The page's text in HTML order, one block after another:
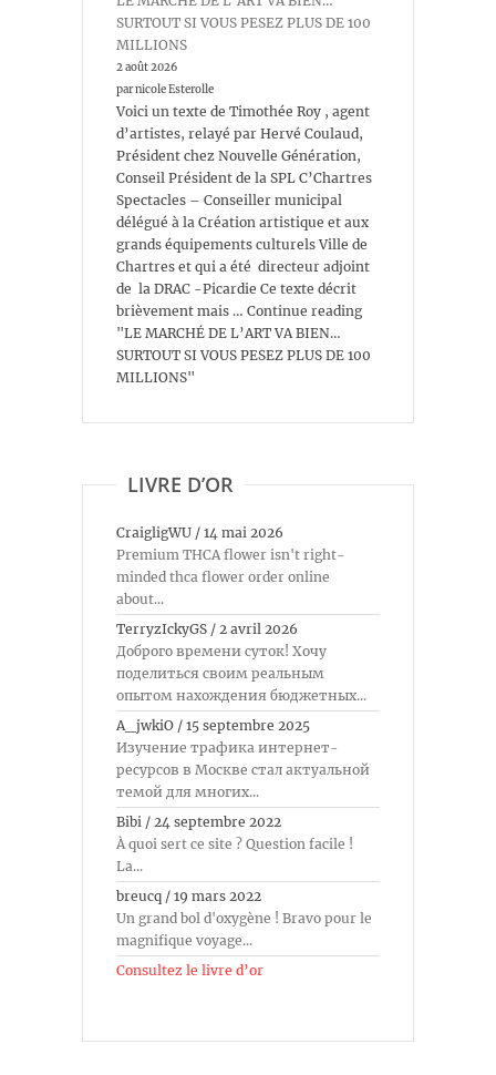
SURTOUT SI VOUS PESEZ PLUS DE 100
MILLIONS
2 août 2026
par nicole Esterolle
Voici un texte de Timothée Roy , agent
d’artistes, relayé par Hervé Coulaud,
Président chez Nouvelle Génération,
Conseil Président de la SPL C’Chartres
Spectacles – Conseiller municipal
délégué à la Création artistique et aux
grands équipements culturels Ville de
Chartres et qui a été directeur adjoint
de la DRAC -Picardie Ce texte décrit
brièvement mais … Continue reading
"LE MARCHÉ DE L’ART VA BIEN…
SURTOUT SI VOUS PESEZ PLUS DE 100
MILLIONS"
LIVRE D’OR
CraigligWU / 14 mai 2026
Premium THCA flower isn't right-
minded thca flower order online
about...
TerryzIckyGS / 2 avril 2026
Доброго времени суток! Хочу
поделиться своим реальным
опытом нахождения бюджетных...
A_jwkiO / 15 septembre 2025
Изучение трафика интернет-
ресурсов в Москве стал актуальной
темой для многих...
Bibi / 24 septembre 2022
À quoi sert ce site ? Question facile !
La...
breucq / 19 mars 2022
Un grand bol d'oxygène ! Bravo pour le
magnifique voyage...
Consultez le livre d’or